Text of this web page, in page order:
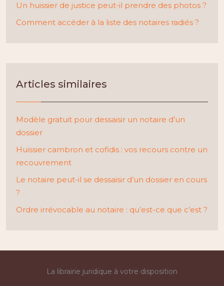
Un huissier de justice peut-il prendre des photos ?
Comment accéder à la liste des notaires radiés ?
Articles similaires
Modèle gratuit pour dessaisir un notaire d’un
dossier
Huissier cambron et cofidis : vos recours contre un
recouvrement
Le notaire peut-il se dessaisir d’un dossier en cours
?
Ordre irrévocable au notaire : qu’est-ce que c’est ?
La librairie juridique à votre disposition